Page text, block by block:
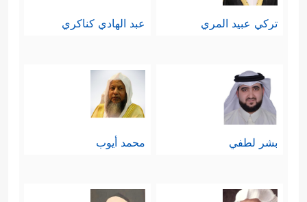
تركي عبيد المري عبد الهادي كناكري
بشر لطفي محمد أيوب